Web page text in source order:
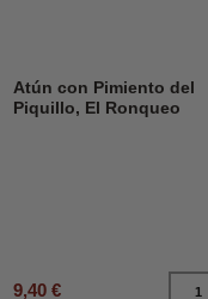
Atún con Pimiento del
Piquillo, El Ronqueo
9,40 €